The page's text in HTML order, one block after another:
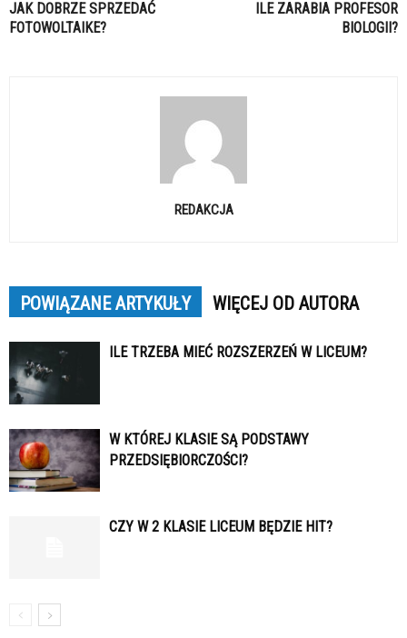
JAK DOBRZE SPRZEDAĆ
FOTOWOLTAIKE?
ILE ZARABIA PROFESOR
BIOLOGII?
REDAKCJA
POWIĄZANE ARTYKUŁY WIĘCEJ OD AUTORA
ILE TRZEBA MIEĆ ROZSZERZEŃ W LICEUM?
W KTÓREJ KLASIE SĄ PODSTAWY
PRZEDSIĘBIORCZOŚCI?
CZY W 2 KLASIE LICEUM BĘDZIE HIT?